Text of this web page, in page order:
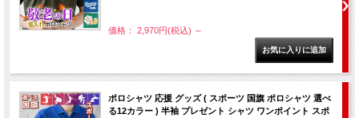
価格： 2,970円(税込) ～
ポロシャツ 応援 グッズ ( スポーツ 国旗 ポロシャツ 選べ
る12カラー ) 半袖 プレゼント シャツ ワンポイント スポ